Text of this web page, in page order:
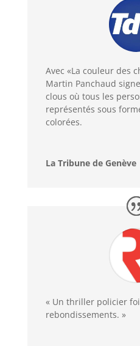
Avec «La couleur des
Martin Panchaud
clous où tous les
représentés sous
colorées.
La Tribune de Genève
« Un thriller policier
rebondissements. »